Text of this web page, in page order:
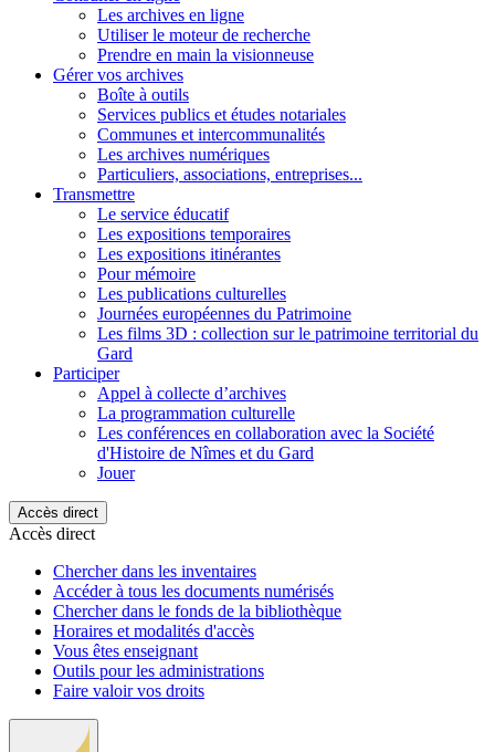
Les archives en ligne
Utiliser le moteur de recherche
Prendre en main la visionneuse
Gérer vos archives
Boîte à outils
Services publics et études notariales
Communes et intercommunalités
Les archives numériques
Particuliers, associations, entreprises...
Transmettre
Le service éducatif
Les expositions temporaires
Les expositions itinérantes
Pour mémoire
Les publications culturelles
Journées européennes du Patrimoine
Les films 3D : collection sur le patrimoine territorial du
Gard
Participer
Appel à collecte d’archives
La programmation culturelle
Les conférences en collaboration avec la Société
d'Histoire de Nîmes et du Gard
Jouer
Accès direct
Accès direct
Chercher dans les inventaires
Accéder à tous les documents numérisés
Chercher dans le fonds de la bibliothèque
Horaires et modalités d'accès
Vous êtes enseignant
Outils pour les administrations
Faire valoir vos droits